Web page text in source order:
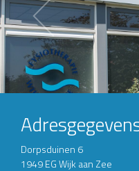
Dorpsduinen 6
1949 EG Wijk aan Zee